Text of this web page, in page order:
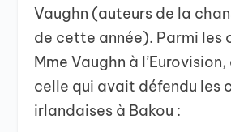
Vaughn (auteurs de la
de cette année). Parmi les
Mme Vaughn à
celle qui avait défendu les
irlandaises à Bakou :